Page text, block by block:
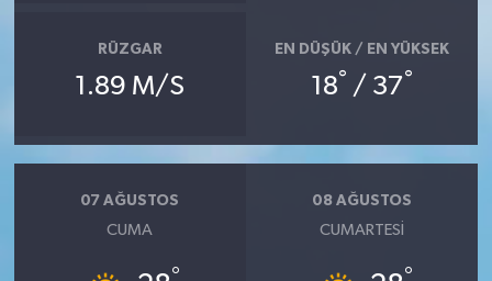
RÜZGAR
1.89 M/S
EN DÜŞÜK / EN YÜKSEK
18° / 37°
07 AĞUSTOS
CUMA
08 AĞUSTOS
CUMARTESI